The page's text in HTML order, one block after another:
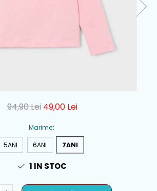
94,90 Lei 49,00 Lei
Marime:
5ANI
6ANI 7ANI
1 IN STOC